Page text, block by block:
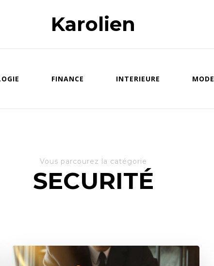
Karolien
FINANCE INTERIEURE MODE
Vous parcourez la catégorie
SECURITÉ